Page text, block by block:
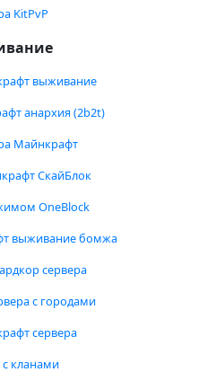
KitPvP
выживание
анархия (2b2t)
Майнкрафт
СкайБлок
OneBlock
выживание бомжа
сервера
с городами
сервера
кланами